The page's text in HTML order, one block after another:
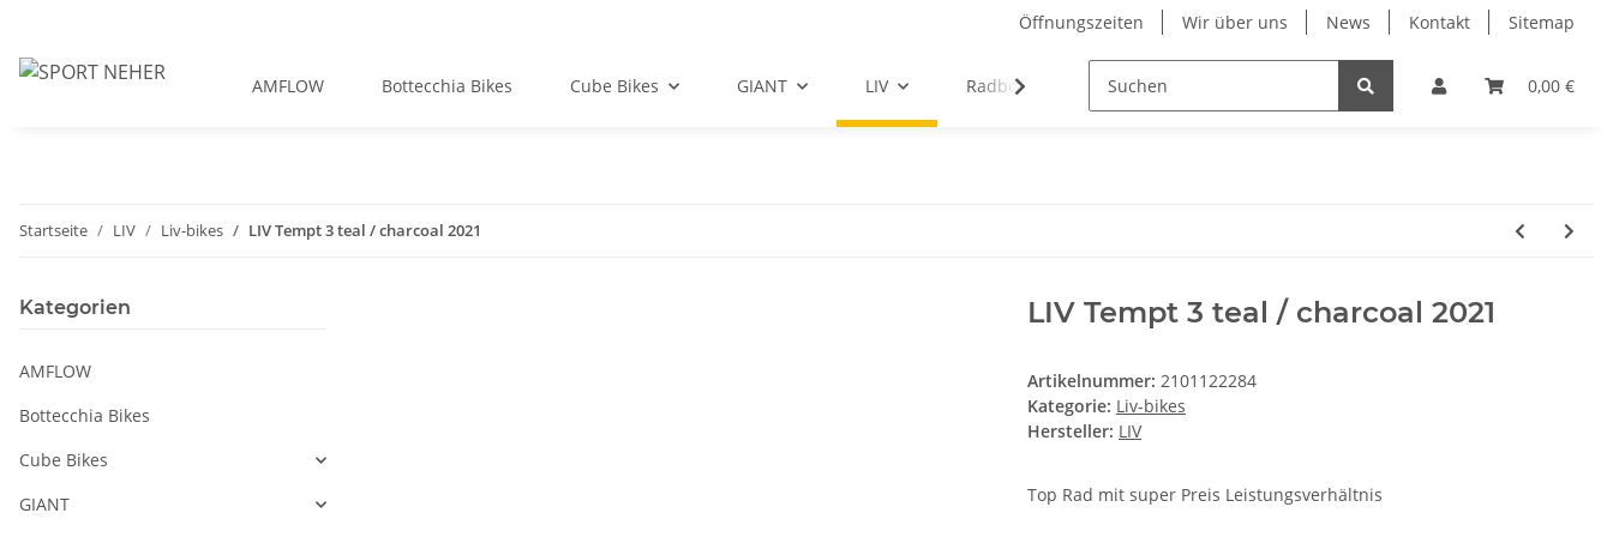
Öffnungszeiten Wir über uns News Kontakt Sitemap
0,00 €
AMFLOW Bottecchia Bikes Cube Bikes GIANT LIV Radbekleidung RESTPOSTEN Wilier Wintersport Zubehör
Startseite LIV Liv-bikes LIV Tempt 3 teal / charcoal 2021
LIV Tempt 3 teal / charcoal 2021
Artikelnummer: 2101122284
Kategorie: Liv-bikes
Hersteller: LIV
Top Rad mit super Preis Leistungsverhältnis
Kategorien
AMFLOW
Bottecchia Bikes
Cube Bikes
GIANT